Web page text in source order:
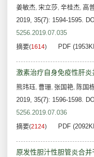
姜敏杰, 宋立莎, 辛桂杰, 高
2019, 35(7): 1594-1595.
5256.2019.07.035
摘要(1614) PDF
激素治疗自身免疫性肝
熊玮珏, 曹珊, 张国艳, 陈国
2019, 35(7): 1596-1598.
5256.2019.07.036
摘要(2124) PDF
原发性胆汁性胆管炎合